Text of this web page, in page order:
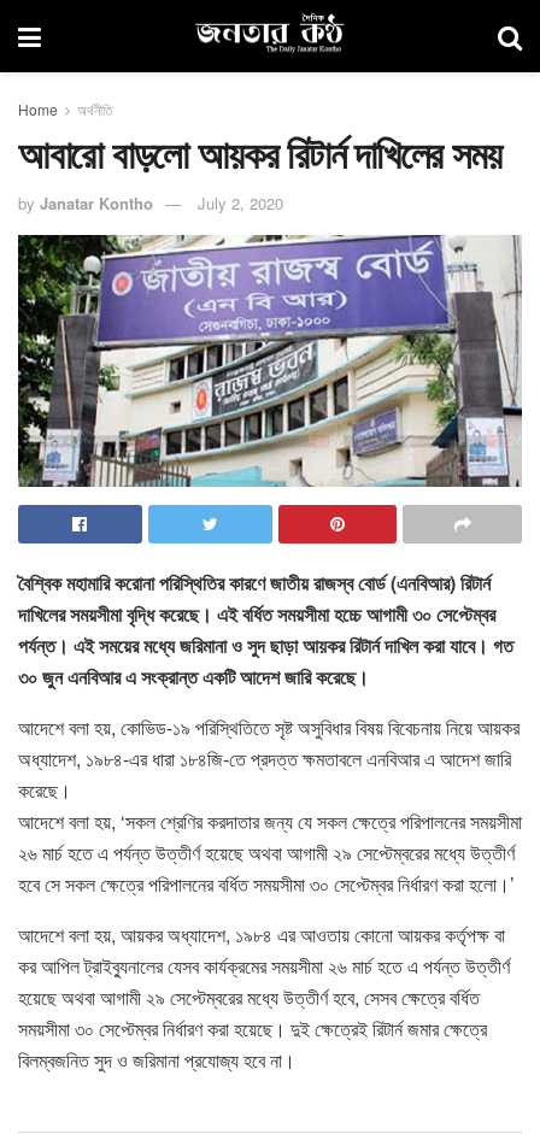
Home অর্থনীতি
আবারো বাড়লো আয়কর রিটার্ন দাখিলের সময়
by Janatar Kontho July 2, 2020
বৈশ্বিক মহামারি করোনা পরিস্থিতির কারণে জাতীয় রাজস্ব বোর্ড (এনবিআর) রিটার্ন
দাখিলের সময়সীমা বৃদ্ধি করেছে। এই বর্ধিত সময়সীমা হচ্চে আগামী ৩০ সেপ্টেম্বর
পর্যন্ত। এই সময়ের মধ্যে জরিমানা ও সুদ ছাড়া আয়কর রিটার্ন দাখিল করা যাবে। গত
৩০ জুন এনবিআর এ সংক্রান্ত একটি আদেশ জারি করেছে।
আদেশে বলা হয়, কোভিড-১৯ পরিস্থিতিতে সৃষ্ট অসুবিধার বিষয় বিবেচনায় নিয়ে আয়কর
অধ্যাদেশ, ১৯৮৪-এর ধারা ১৮৪জি-তে প্রদত্ত ক্ষমতাবলে এনবিআর এ আদেশ জারি
করেছে।
আদেশে বলা হয়, ‘সকল শ্রেণির করদাতার জন্য যে সকল ক্ষেত্রে পরিপালনের সময়সীমা
২৬ মার্চ হতে এ পর্যন্ত উত্তীর্ণ হয়েছে অথবা আগামী ২৯ সেপ্টেম্বরের মধ্যে উত্তীর্ণ
হবে সে সকল ক্ষেত্রে পরিপালনের বর্ধিত সময়সীমা ৩০ সেপ্টেম্বর নির্ধারণ করা হলো।’
আদেশে বলা হয়, আয়কর অধ্যাদেশ, ১৯৮৪ এর আওতায় কোনো আয়কর কর্তৃপক্ষ বা
কর আপিল ট্রাইব্যুনালের যেসব কার্যক্রমের সময়সীমা ২৬ মার্চ হতে এ পর্যন্ত উত্তীর্ণ
হয়েছে অথবা আগামী ২৯ সেপ্টেম্বরের মধ্যে উত্তীর্ণ হবে, সেসব ক্ষেত্রে বর্ধিত
সময়সীমা ৩০ সেপ্টেম্বর নির্ধারণ করা হয়েছে। দুই ক্ষেত্রেই রিটার্ন জমার ক্ষেত্রে
বিলম্বজনিত সুদ ও জরিমানা প্রযোজ্য হবে না।